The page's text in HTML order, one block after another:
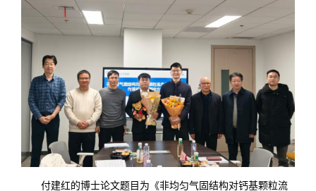
付建红的博士论文题目为《非均匀气固结构对钙基颗粒流